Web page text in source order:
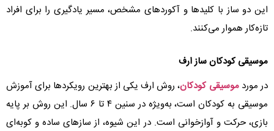
این دو ساز با کلیدها و آکوردهای مشخص، مسیر یادگیری را برای افراد
تازه‌کار هموار می‌کنند.
موسیقی کودکان ساز ارف
در موردموسیقی کودکان، روش ارف یکی از بهترین رویکردها برای آموزش
موسیقی به کودکان است، به‌ویژه در سنین ۴ تا ۶ سال. این روش بر پایه
بازی، حرکت و آوازخوانی است. در این شیوه، از سازهای ساده و کوبه‌ای